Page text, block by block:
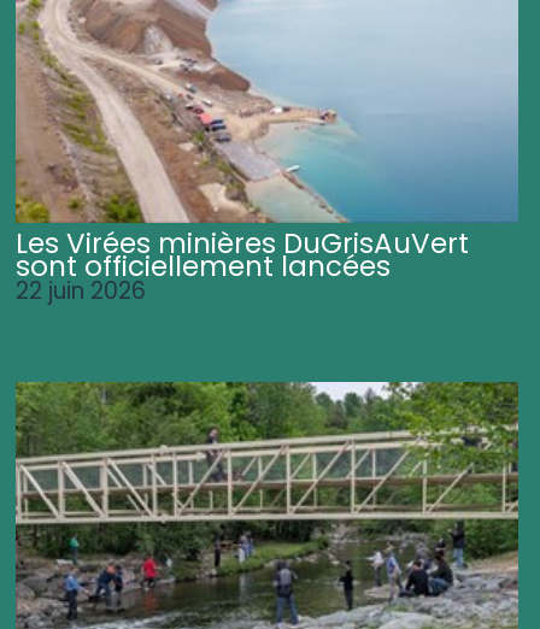
Les Virées minières DuGrisAuVert
sont officiellement lancées
22 juin 2026